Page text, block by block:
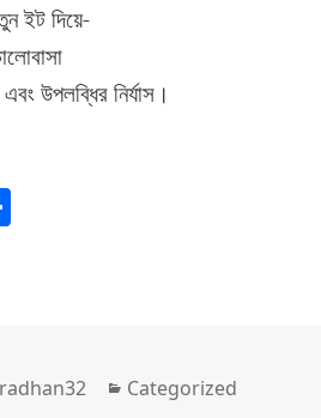
ইট দিয়ে-
উপলব্ধির নির্যাস।
Categories
Categorized